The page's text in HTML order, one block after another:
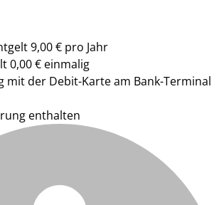
9,00 € pro Jahr
0,00 € einmalig
mit der Debit-Karte am Bank-Terminal
enthalten